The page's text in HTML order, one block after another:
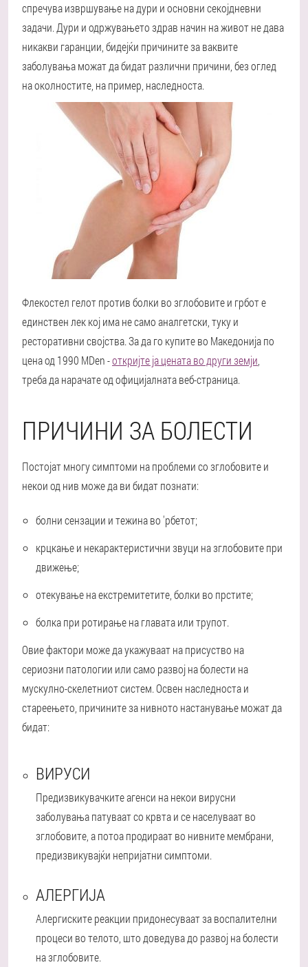
спречува извршување на дури и основни секојдневни
задачи. Дури и одржувањето здрав начин на живот не дава
никакви гаранции, бидејќи причините за ваквите
заболувања можат да бидат различни причини, без оглед
на околностите, на пример, наследноста.
Флекостел гелот против болки во зглобовите и грбот е
единствен лек кој има не само аналгетски, туку и
ресторативни својства. За да го купите во Македонија по
цена од 1990 MDen -откријте ја цената во други земји
треба да нарачате од официјалната веб-страница.
ПРИЧИНИ ЗА БОЛЕСТИ
Постојат многу симптоми на проблеми со зглобовите и
некои од нив може да ви бидат познати:
болни сензации и тежина во 'рбетот;
крцкање и некарактеристични звуци на зглобовите при
движење;
отекување на екстремитетите, болки во прстите;
болка при ротирање на главата или трупот.
Овие фактори може да укажуваат на присуство на
сериозни патологии или само развој на болести на
мускулно-скелетниот систем. Освен наследноста и
стареењето, причините за нивното настанување можат да
бидат:
ВИРУСИ
Предизвикувачките агенси на некои вирусни
заболувања патуваат со крвта и се населуваат во
зглобовите, а потоа продираат во нивните мембрани,
предизвикувајќи непријатни симптоми.
АЛЕРГИЈА
Алергиските реакции придонесуваат за воспалителни
процеси во телото, што доведува до развој на болести
на зглобовите.